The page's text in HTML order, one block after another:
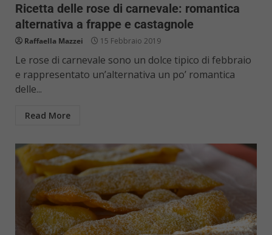
Ricetta delle rose di carnevale: romantica
alternativa a frappe e castagnole
Raffaella Mazzei 15 Febbraio 2019
Le rose di carnevale sono un dolce tipico di febbraio
e rappresentato un’alternativa un po’ romantica
delle...
Read More